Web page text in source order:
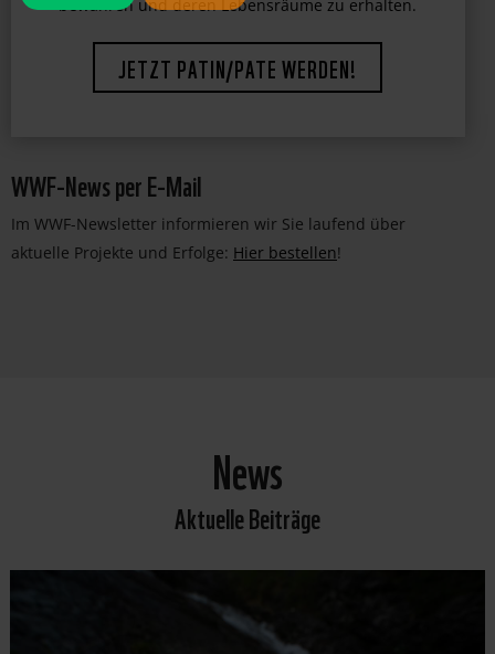
JETZT PATIN/PATE WERDEN!
WWF-News per E-Mail
Im WWF-Newsletter informieren wir Sie laufend über
aktuelle Projekte und Erfolge: Hier bestellen!
News
Aktuelle Beiträge